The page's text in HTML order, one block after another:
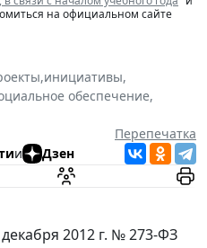
на официальном сайте
,инициативы,
обеспечение,
Перепечатка
и Дзен
2012 г. № 273-ФЗ